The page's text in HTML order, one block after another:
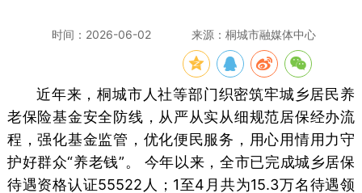
时间：2026-06-02 来源：桐城市融媒体中心
近年来，桐城市人社等部门织密筑牢城乡居民养
老保险基金安全防线，从严从实从细规范居保经办流
程，强化基金监管，优化便民服务，用心用情用力守
护好群众“养老钱”。 今年以来，全市已完成城乡居保
待遇资格认证55522人；1至4月共为15.3万名待遇领